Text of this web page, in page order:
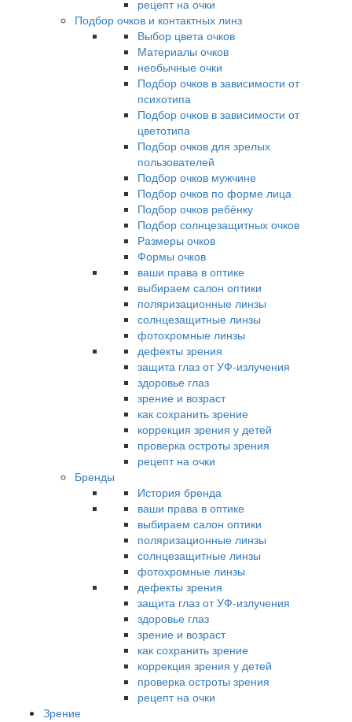
рецепт на очки
Подбор очков и контактных линз
Выбор цвета очков
Материалы очков
необычные очки
Подбор очков в зависимости от
психотипа
Подбор очков в зависимости от
цветотипа
Подбор очков для зрелых
пользователей
Подбор очков мужчине
Подбор очков по форме лица
Подбор очков ребёнку
Подбор солнцезащитных очков
Размеры очков
Формы очков
ваши права в оптике
выбираем салон оптики
поляризационные линзы
солнцезащитные линзы
фотохромные линзы
дефекты зрения
защита глаз от УФ-излучения
здоровье глаз
зрение и возраст
как сохранить зрение
коррекция зрения у детей
проверка остроты зрения
рецепт на очки
Бренды
История бренда
ваши права в оптике
выбираем салон оптики
поляризационные линзы
солнцезащитные линзы
фотохромные линзы
дефекты зрения
защита глаз от УФ-излучения
здоровье глаз
зрение и возраст
как сохранить зрение
коррекция зрения у детей
проверка остроты зрения
рецепт на очки
Зрение